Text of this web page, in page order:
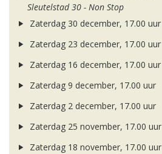
Sleutelstad 30 - Non Stop
Zaterdag 30 december, 17.00 uur
Zaterdag 23 december, 17.00 uur
Zaterdag 16 december, 17.00 uur
Zaterdag 9 december, 17.00 uur
Zaterdag 2 december, 17.00 uur
Zaterdag 25 november, 17.00 uur
Zaterdag 18 november, 17.00 uur